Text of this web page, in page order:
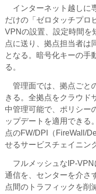
インターネット越しに
だけの「ゼロタッチプロ
VPNの設置、設定時間を
点に送り、拠点担当者は
となる。暗号化キーの手
る。
管理面では、拠点ごと
きる。全拠点をクラウド
中管理可能で、ポリシー
ップデートを適用できる
点のFW/DPI（FireWall/
せるサービスチェイニン
フルメッシュなIP-VPN
通信を、センターを介さ
点間のトラフィックを削